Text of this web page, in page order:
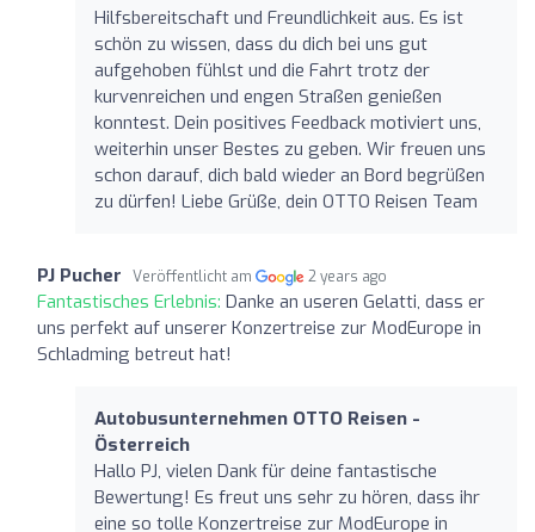
Hilfsbereitschaft und Freundlichkeit aus. Es ist
schön zu wissen, dass du dich bei uns gut
aufgehoben fühlst und die Fahrt trotz der
kurvenreichen und engen Straßen genießen
konntest. Dein positives Feedback motiviert uns,
weiterhin unser Bestes zu geben. Wir freuen uns
schon darauf, dich bald wieder an Bord begrüßen
zu dürfen! Liebe Grüße, dein OTTO Reisen Team
PJ Pucher Veröffentlicht am 2 years ago
Fantastisches Erlebnis: Danke an useren Gelatti, dass er
uns perfekt auf unserer Konzertreise zur ModEurope in
Schladming betreut hat!
Autobusunternehmen OTTO Reisen -
Österreich
Hallo PJ, vielen Dank für deine fantastische
Bewertung! Es freut uns sehr zu hören, dass ihr
eine so tolle Konzertreise zur ModEurope in